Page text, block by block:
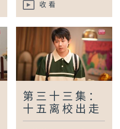
收看
第三十三集：
十五离校出走